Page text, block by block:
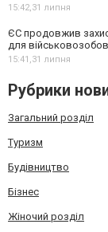
15:42, 31 липня
ЄС продовжив
для
15:41, 31 липня
Рубрики
Загальний розділ
Туризм
Будівництво
Бізнес
Жіночий розділ